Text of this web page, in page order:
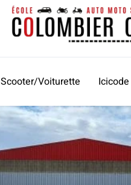
Scooter/Voiturette Icicode